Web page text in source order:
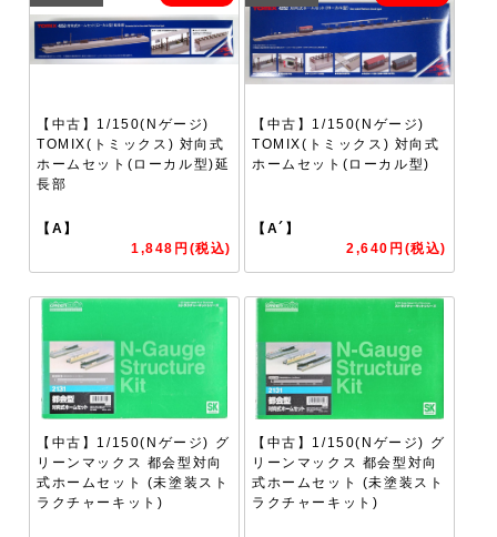
【中古】1/150(Nゲージ)
TOMIX(トミックス) 対向式
ホームセット(ローカル型)延
長部
【A】
1,848円(税込)
【中古】1/150(Nゲージ)
TOMIX(トミックス) 対向式
ホームセット(ローカル型)
【A´】
2,640円(税込)
【中古】1/150(Nゲージ) グ
リーンマックス 都会型対向
式ホームセット (未塗装スト
ラクチャーキット)
【中古】1/150(Nゲージ) グ
リーンマックス 都会型対向
式ホームセット (未塗装スト
ラクチャーキット)